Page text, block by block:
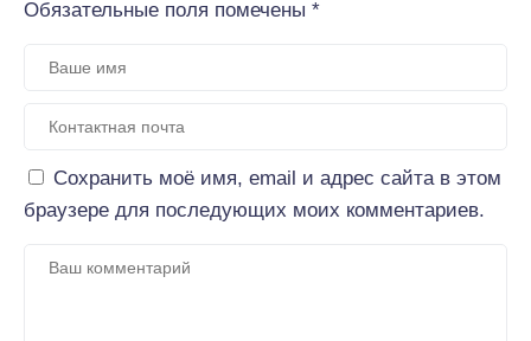
Обязательные поля помечены *
Сохранить моё имя, email и адрес сайта в этом
браузере для последующих моих комментариев.